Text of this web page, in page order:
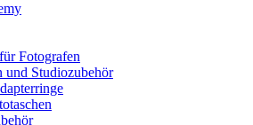
Fotografen
und Studiozubehör